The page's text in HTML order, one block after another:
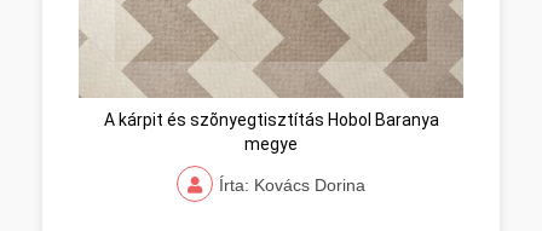
A kárpit és szõnyegtisztítás Hobol Baranya
megye
Írta: Kovács Dorina